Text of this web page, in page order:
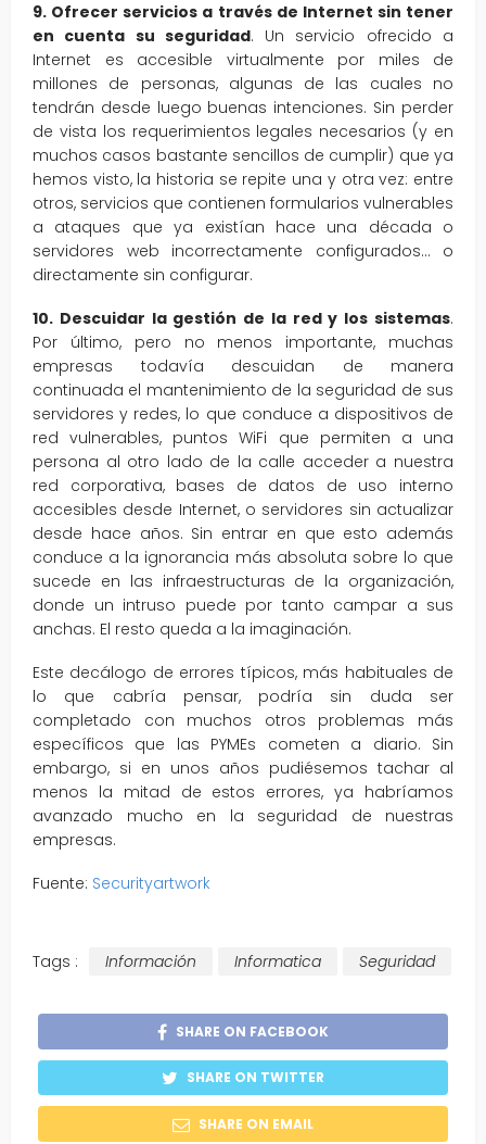
9. Ofrecer servicios a través de Internet sin tener
en cuenta su seguridad. Un servicio ofrecido a
Internet es accesible virtualmente por miles de
millones de personas, algunas de las cuales no
tendrán desde luego buenas intenciones. Sin perder
de vista los requerimientos legales necesarios (y en
muchos casos bastante sencillos de cumplir) que ya
hemos visto, la historia se repite una y otra vez: entre
otros, servicios que contienen formularios vulnerables
a ataques que ya existían hace una década o
servidores web incorrectamente configurados… o
directamente sin configurar.
10. Descuidar la gestión de la red y los sistemas.
Por último, pero no menos importante, muchas
empresas todavía descuidan de manera
continuada el mantenimiento de la seguridad de sus
servidores y redes, lo que conduce a dispositivos de
red vulnerables, puntos WiFi que permiten a una
persona al otro lado de la calle acceder a nuestra
red corporativa, bases de datos de uso interno
accesibles desde Internet, o servidores sin actualizar
desde hace años. Sin entrar en que esto además
conduce a la ignorancia más absoluta sobre lo que
sucede en las infraestructuras de la organización,
donde un intruso puede por tanto campar a sus
anchas. El resto queda a la imaginación.
Este decálogo de errores típicos, más habituales de
lo que cabría pensar, podría sin duda ser
completado con muchos otros problemas más
específicos que las PYMEs cometen a diario. Sin
embargo, si en unos años pudiésemos tachar al
menos la mitad de estos errores, ya habríamos
avanzado mucho en la seguridad de nuestras
empresas.
Fuente: Securityartwork
Tags : Información Informatica Seguridad
SHARE ON FACEBOOK
SHARE ON TWITTER
SHARE ON EMAIL